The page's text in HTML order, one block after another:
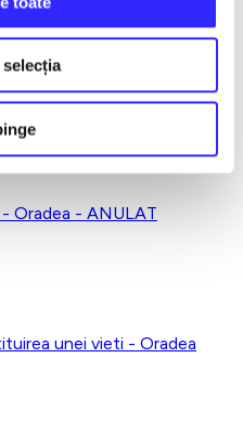
Oradea - ANULAT
unei vieti - Oradea